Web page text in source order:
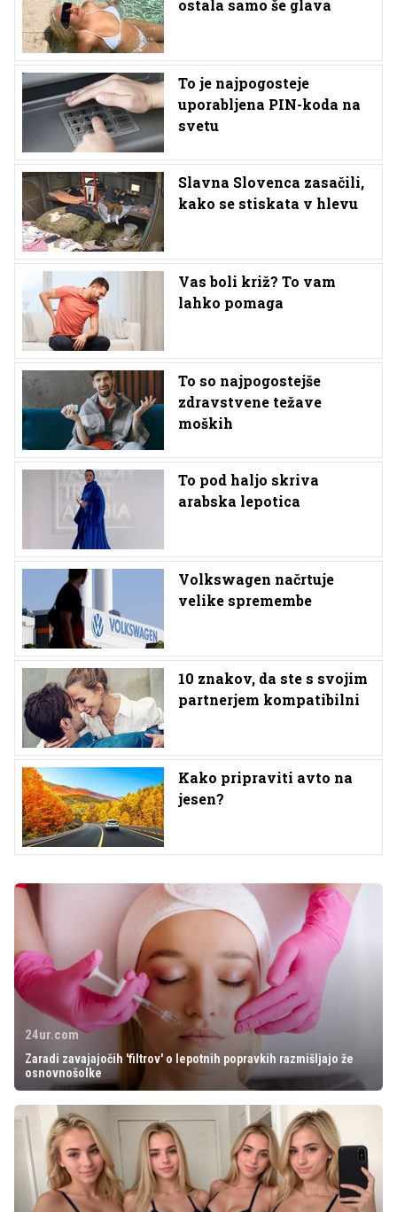
ostala samo še glava
To je najpogosteje
uporabljena PIN-koda na
svetu
Slavna Slovenca zasačili,
kako se stiskata v hlevu
Vas boli križ? To vam
lahko pomaga
To so najpogostejše
zdravstvene težave
moških
To pod haljo skriva
arabska lepotica
Volkswagen načrtuje
velike spremembe
10 znakov, da ste s svojim
partnerjem kompatibilni
Kako pripraviti avto na
jesen?
24ur.com
Zaradi zavajajočih 'filtrov' o lepotnih popravkih razmišljajo že
osnovnošolke